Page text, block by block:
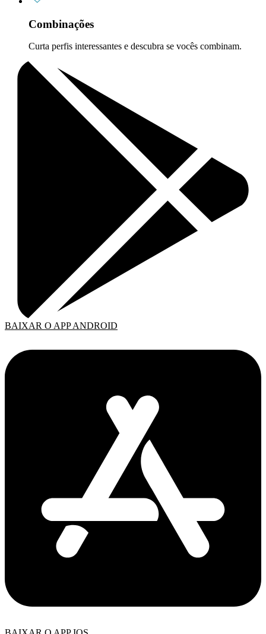
Combinações
Curta perfis interessantes e descubra se vocês combinam.
BAIXAR O APP ANDROID